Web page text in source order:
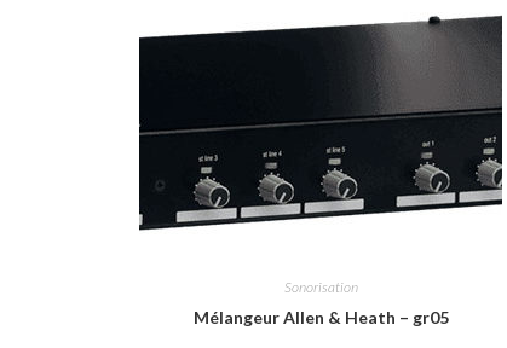
Sonorisation
Mélangeur Allen & Heath – gr05